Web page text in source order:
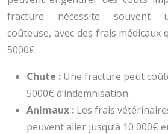
fracture nécessite souvent
coûteuse, avec des frais
5000€.
Chute : Une fracture peut
5000€ d’indemnisation.
Animaux : Les frais
peuvent aller jusqu’à 10 000€